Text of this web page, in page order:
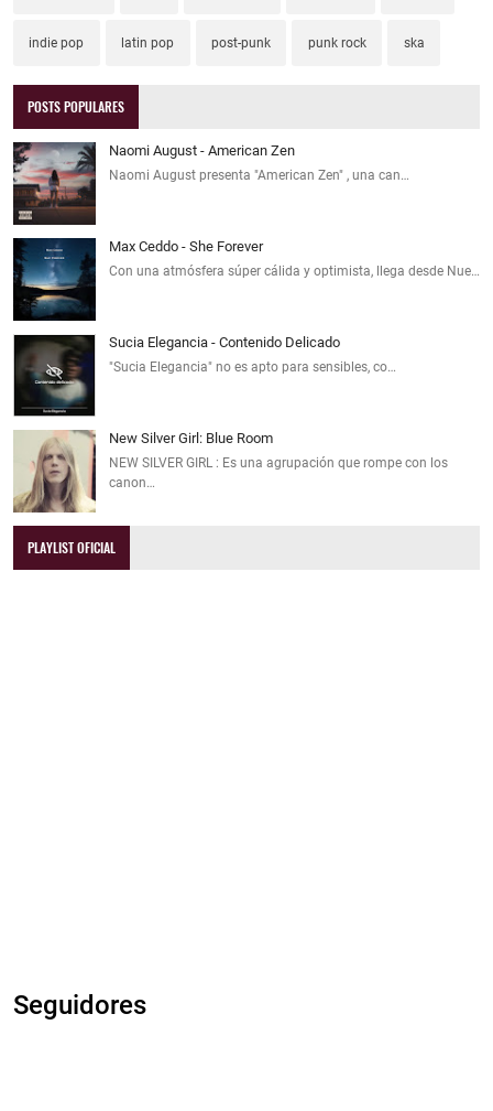
indie pop latin pop post-punk punk rock ska
POSTS POPULARES
Naomi August - American Zen
Naomi August presenta "American Zen" , una can…
Max Ceddo - She Forever
Con una atmósfera súper cálida y optimista, llega desde Nue…
Sucia Elegancia - Contenido Delicado
"Sucia Elegancia" no es apto para sensibles, co…
New Silver Girl: Blue Room
NEW SILVER GIRL : Es una agrupación que rompe con los
canon…
PLAYLIST OFICIAL
Seguidores